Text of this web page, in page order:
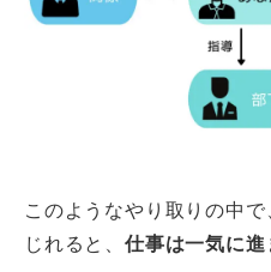
このようなやり取りの中
じれると、 仕事は一気に